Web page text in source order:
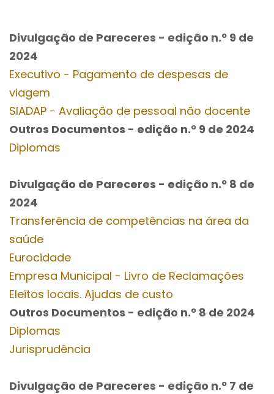
Divulgação de Pareceres - edição n.º 9 de
2024
Executivo - Pagamento de despesas de
viagem
SIADAP - Avaliação de pessoal não docente
Outros Documentos - edição n.º 9 de 2024
Diplomas
Divulgação de Pareceres - edição n.º 8 de
2024
Transferência de competências na área da
saúde
Eurocidade
Empresa Municipal - Livro de Reclamações
Eleitos locais. Ajudas de custo
Outros Documentos - edição n.º 8 de 2024
Diplomas
Jurisprudência
Divulgação de Pareceres - edição n.º 7 de